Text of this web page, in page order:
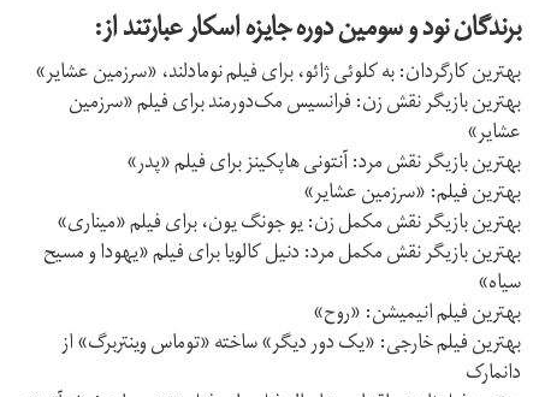
برندگان نود و سومین دوره جایزه اسکار عبارتند از:
بهترین کارگردان: به کلوئی ژائو، برای فیلم نومادلند، «سرزمین عشایر»
بهترین بازیگر نقش زن: فرانسیس مک‌دورمند برای فیلم «سرزمین
عشایر»
بهترین بازیگر نقش مرد: آنتونی هاپکینز برای فیلم «پدر»
بهترین فیلم: «سرزمین عشایر»
بهترین بازیگر نقش مکمل زن: یو جونگ یون، برای فیلم «میناری»
بهترین بازیگر نقش مکمل مرد: دنیل کالویا برای فیلم «یهودا و مسیح
سیاه»
بهترین فیلم انیمیشن: «روح»
بهترین فیلم خارجی: «یک دور دیگر» ساخته «توماس وینتربرگ» از
دانمارک